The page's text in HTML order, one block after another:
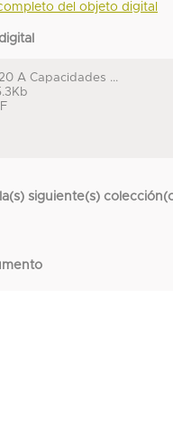
del objeto digital
A Capacidades ...
siguiente(s)